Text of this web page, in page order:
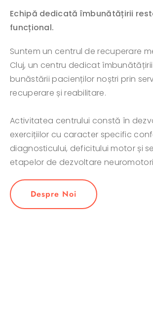
Echipă dedicată îmbunătățirii
funcțional.
Suntem un centrul de recuperare
Cluj, un centru dedicat
bunăstării pacienților noștri prin
recuperare și reabilitare.
Activitatea centrului constă în
exercițiilor cu caracter specific
diagnosticului, deficitului motor și
etapelor de dezvoltare
Despre Noi